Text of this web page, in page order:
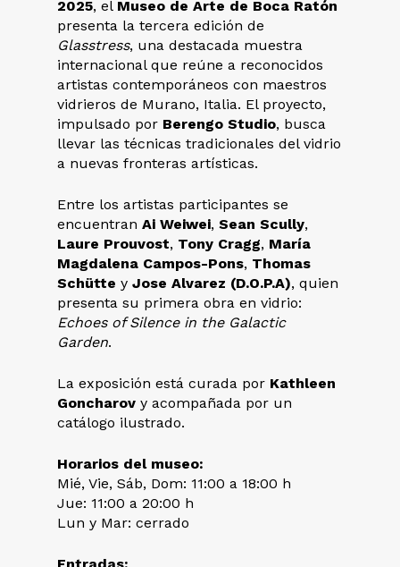
2025, el Museo de Arte de Boca Ratón
presenta la tercera edición de
Glasstress, una destacada muestra
internacional que reúne a reconocidos
artistas contemporáneos con maestros
vidrieros de Murano, Italia. El proyecto,
impulsado por Berengo Studio, busca
llevar las técnicas tradicionales del vidrio
a nuevas fronteras artísticas.
Entre los artistas participantes se
encuentranAi Weiwei,Sean Scully,
Laure Prouvost, Tony Cragg, María
Magdalena Campos-Pons, Thomas
Schütte yJose Alvarez (D.O.P.A), quien
presenta su primera obra en vidrio:
Echoes of Silence in the Galactic
Garden.
La exposición está curada por Kathleen
Goncharov y acompañada por un
catálogo ilustrado.
Horarios del museo:
Mié, Vie, Sáb, Dom: 11:00 a 18:00 h
Jue: 11:00 a 20:00 h
Lun y Mar: cerrado
Entradas: